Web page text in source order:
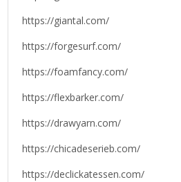
https://giantal.com/
https://forgesurf.com/
https://foamfancy.com/
https://flexbarker.com/
https://drawyarn.com/
https://chicadeserieb.com/
https://declickatessen.com/